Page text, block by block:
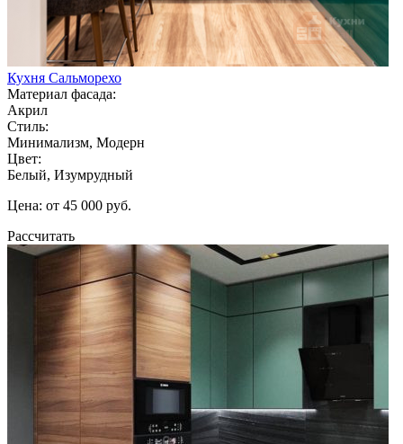
Кухня Сальморехо
Материал фасада:
Акрил
Стиль:
Минимализм, Модерн
Цвет:
Белый, Изумрудный
Цена: от 45 000 руб.
Рассчитать